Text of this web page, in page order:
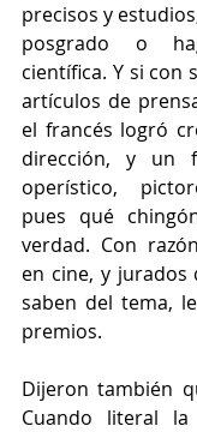
precisos y
posgrado o
científica. Y si con
artículos de
el francés logró
dirección, y un
operístico,
pues qué
verdad. Con
en cine, y
saben del tema,
premios.
Dijeron también
Cuando literal la